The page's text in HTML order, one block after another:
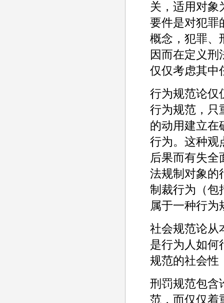
关，适用对象
要件是对犯罪
概念，犯罪、
因而在定义刑
仅仅考虑其中
行为规范论仅
行为规范，只
的动用建立在
行为。这种观
后果而有失全
法规制对象的
制裁行为（包
属于一种行为
社会规范论从
是行为人如何
规范的社会性
刑罚规范包含
范，而仅仅着